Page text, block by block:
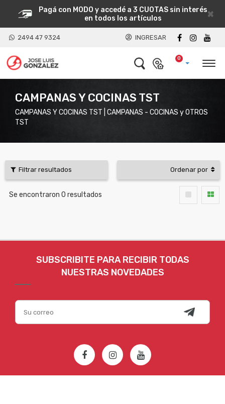
×
Pagá con MODO y accedé a 3 CUOTAS sin interés
en todos los artículos
2494 47 9324 INGRESAR
0
CAMPANAS Y COCINAS TST
CAMPANAS Y COCINAS TST | CAMPANAS - COCINAS y OTROS
TST
Filtrar resultados Ordenar por
Se encontraron 0 resultados
SUBSCRIBITE PARA RECIBIR TODAS
NUESTRAS NOVEDADES